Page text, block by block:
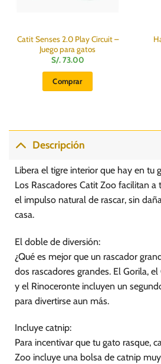
Catit Senses 2.0 Play Circuit –
Juego para gatos
S/.73.00
Comprar
Descripción
Libera el tigre interior que hay en tu
Los Rascadores Catit Zoo facilitan a
el impulso natural de rascar, sin
casa.
El doble de diversión:
¿Qué es mejor que un rascador
dos rascadores grandes. El Gorila,
y el Rinoceronte incluyen un
para divertirse aun más.
Incluye catnip:
Para incentivar que tu gato rasque,
Zoo incluye una bolsa de catnip